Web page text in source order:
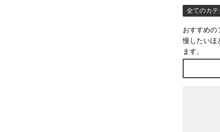
全てのカテ
おすすめの
慢したいほ
ます。